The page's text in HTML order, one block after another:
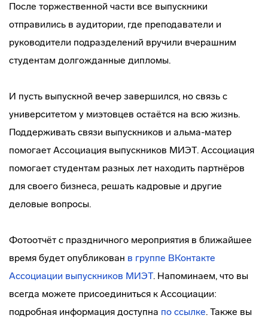
После торжественной части все выпускники
отправились в аудитории, где преподаватели и
руководители подразделений вручили вчерашним
студентам долгожданные дипломы.
И пусть выпускной вечер завершился, но связь с
университетом у миэтовцев остаётся на всю жизнь.
Поддерживать связи выпускников и альма-матер
помогает Ассоциация выпускников МИЭТ. Ассоциация
помогает студентам разных лет находить партнёров
для своего бизнеса, решать кадровые и другие
деловые вопросы.
Фотоотчёт с праздничного мероприятия в ближайшее
время будет опубликован в группе ВКонтакте
Ассоциации выпускников МИЭТ. Напоминаем, что вы
всегда можете присоединиться к Ассоциации:
подробная информация доступна по ссылке. Также вы